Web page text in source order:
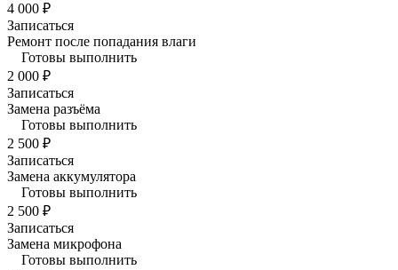
4 000 ₽
Записаться
Ремонт после попадания влаги
Готовы выполнить
2 000 ₽
Записаться
Замена разъёма
Готовы выполнить
2 500 ₽
Записаться
Замена аккумулятора
Готовы выполнить
2 500 ₽
Записаться
Замена микрофона
Готовы выполнить